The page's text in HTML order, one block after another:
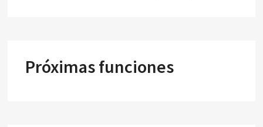
Próximas funciones